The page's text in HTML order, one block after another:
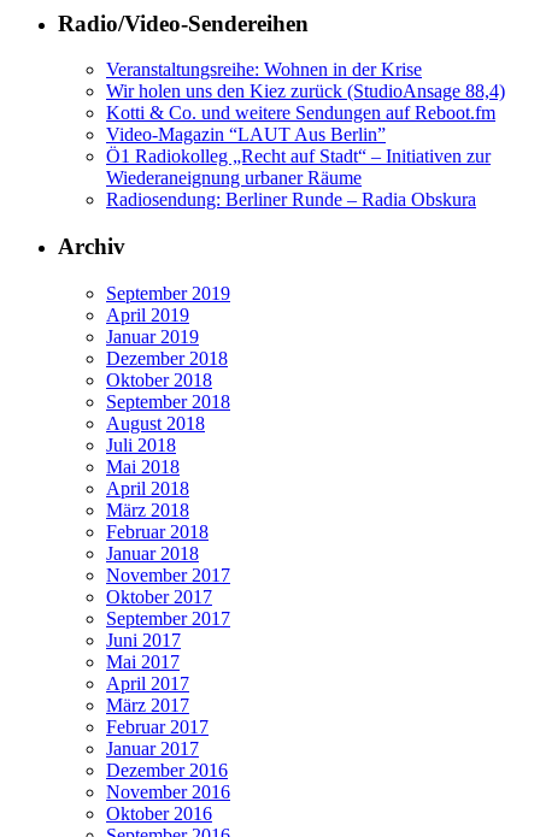
Radio/Video-Sendereihen
Veranstaltungsreihe: Wohnen in der Krise
Wir holen uns den Kiez zurück (StudioAnsage 88,4)
Kotti & Co. und weitere Sendungen auf Reboot.fm
Video-Magazin “LAUT Aus Berlin”
Ö1 Radiokolleg „Recht auf Stadt“ – Initiativen zur
Wiederaneignung urbaner Räume
Radiosendung: Berliner Runde – Radia Obskura
Archiv
September 2019
April 2019
Januar 2019
Dezember 2018
Oktober 2018
September 2018
August 2018
Juli 2018
Mai 2018
April 2018
März 2018
Februar 2018
Januar 2018
November 2017
Oktober 2017
September 2017
Juni 2017
Mai 2017
April 2017
März 2017
Februar 2017
Januar 2017
Dezember 2016
November 2016
Oktober 2016